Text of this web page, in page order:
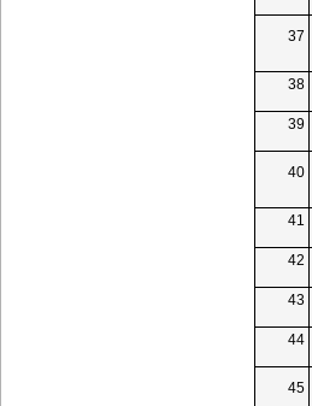
37
38
39
40
41
42
43
44
45